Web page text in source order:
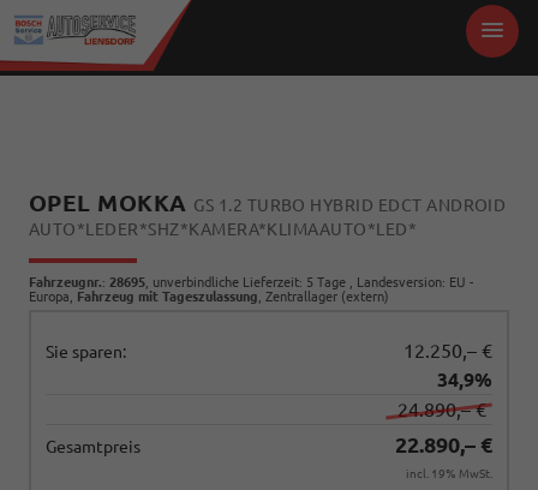
OPEL MOKKA GS 1.2 TURBO HYBRID EDCT ANDROID
AUTO*LEDER*SHZ*KAMERA*KLIMAAUTO*LED*
Fahrzeugnr.: 28695 , unverbindliche Lieferzeit: 5 Tage , Landesversion: EU -
Europa, Fahrzeug mit Tageszulassung , Zentrallager (extern)
Sie sparen:
12.250,– €
34,9%
24.890,– €
Gesamtpreis 22.890,– €
incl. 19% MwSt.